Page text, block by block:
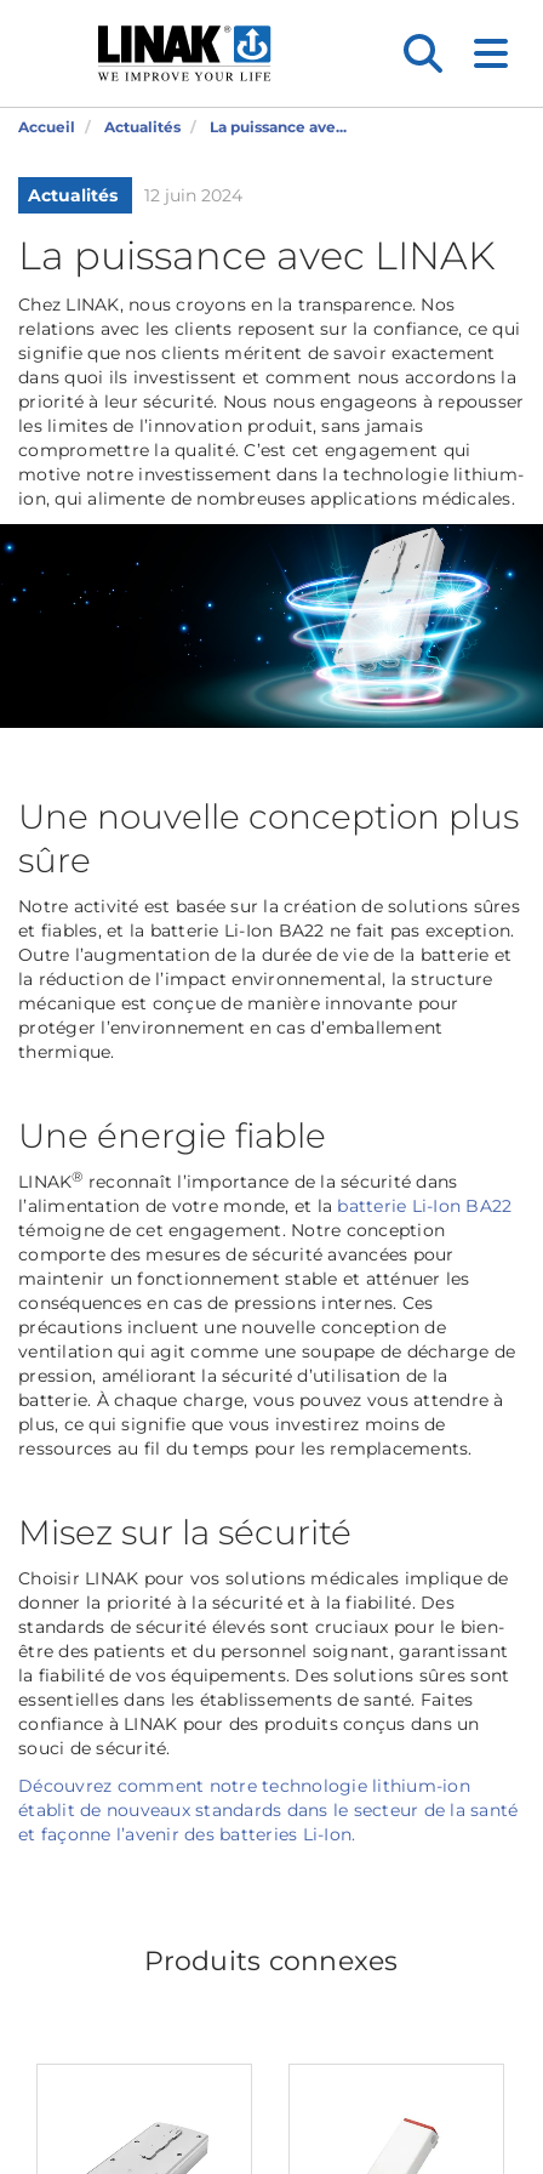
Accueil Actualités La puissance ave...
Actualités 12 juin 2024
La puissance avec LINAK
Chez LINAK, nous croyons en la transparence. Nos
relations avec les clients reposent sur la confiance, ce qui
signifie que nos clients méritent de savoir exactement
dans quoi ils investissent et comment nous accordons la
priorité à leur sécurité. Nous nous engageons à repousser
les limites de l’innovation produit, sans jamais
compromettre la qualité. C’est cet engagement qui
motive notre investissement dans la technologie lithium-
ion, qui alimente de nombreuses applications médicales.
Une nouvelle conception plus
sûre
Notre activité est basée sur la création de solutions sûres
et fiables, et la batterie Li-Ion BA22 ne fait pas exception.
Outre l’augmentation de la durée de vie de la batterie et
la réduction de l’impact environnemental, la structure
mécanique est conçue de manière innovante pour
protéger l’environnement en cas d’emballement
thermique.
Une énergie fiable
LINAK® reconnaît l’importance de la sécurité dans
l’alimentation de votre monde, et la batterie Li-Ion BA22
témoigne de cet engagement. Notre conception
comporte des mesures de sécurité avancées pour
maintenir un fonctionnement stable et atténuer les
conséquences en cas de pressions internes. Ces
précautions incluent une nouvelle conception de
ventilation qui agit comme une soupape de décharge de
pression, améliorant la sécurité d’utilisation de la
batterie. À chaque charge, vous pouvez vous attendre à
plus, ce qui signifie que vous investirez moins de
ressources au fil du temps pour les remplacements.
Misez sur la sécurité
Choisir LINAK pour vos solutions médicales implique de
donner la priorité à la sécurité et à la fiabilité. Des
standards de sécurité élevés sont cruciaux pour le bien-
être des patients et du personnel soignant, garantissant
la fiabilité de vos équipements. Des solutions sûres sont
essentielles dans les établissements de santé. Faites
confiance à LINAK pour des produits conçus dans un
souci de sécurité.
Découvrez comment notre technologie lithium-ion
établit de nouveaux standards dans le secteur de la santé
et façonne l’avenir des batteries Li-Ion.
Produits connexes